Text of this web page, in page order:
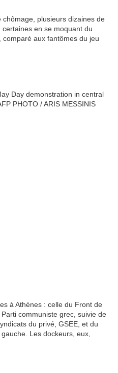
plusieurs dizaines de
en se moquant du
aux fantômes du jeu
à Athènes : celle du Front de
communiste grec, suivie de
du privé, GSEE, et du
Les dockeurs, eux,